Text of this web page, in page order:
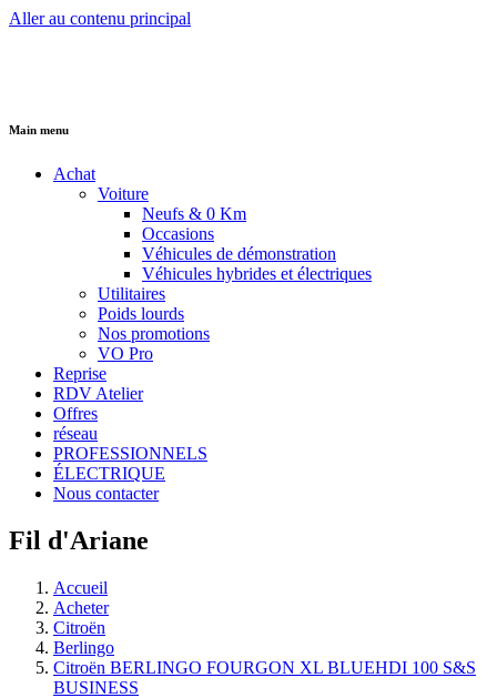
Aller au contenu principal
Main menu
Achat
Voiture
Neufs & 0 Km
Occasions
Véhicules de démonstration
Véhicules hybrides et électriques
Utilitaires
Poids lourds
Nos promotions
VO Pro
Reprise
RDV Atelier
Offres
réseau
PROFESSIONNELS
ÉLECTRIQUE
Nous contacter
Fil d'Ariane
Accueil
Acheter
Citroën
Berlingo
Citroën BERLINGO FOURGON XL BLUEHDI 100 S&S
BUSINESS